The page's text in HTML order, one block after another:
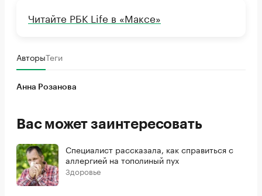
Читайте РБК Life в «Максе»
АвторыТеги
Анна Розанова
Вас может заинтересовать
Специалист рассказала, как справиться с
аллергией на тополиный пух
Здоровье